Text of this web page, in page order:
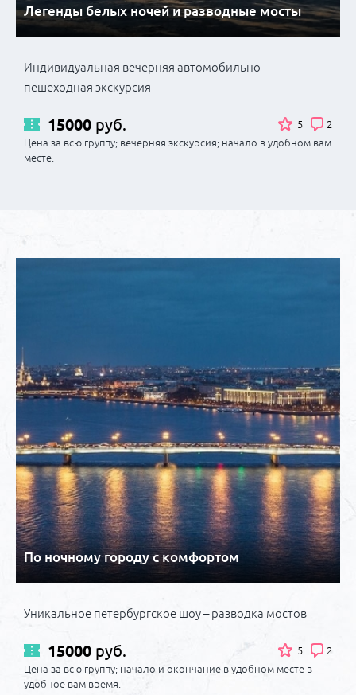
Легенды белых ночей и разводные мосты
Индивидуальная вечерняя автомобильно-
пешеходная экскурсия
15000 руб. 5
2
Цена за всю группу; вечерняя экскурсия; начало в удобном вам
месте.
По ночному городу с комфортом
Уникальное петербургское шоу – разводка мостов
15000 руб. 5
2
Цена за всю группу; начало и окончание в удобном месте в
удобное вам время.